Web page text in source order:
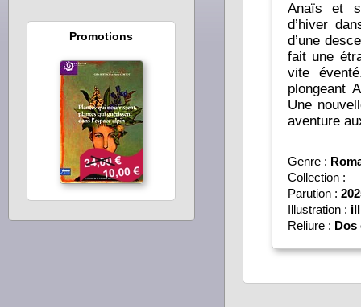
Anaïs et
d’hiver
d’une
fait une
vite
plongeant
Une nouvelle
aventure
Genre :
Collection :
Parution :
Illustration :
Reliure : Dos
Promotions